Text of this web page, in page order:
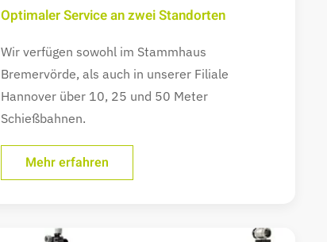
Optimaler Service an zwei Standorten
Wir verfügen sowohl im Stammhaus
Bremervörde, als auch in unserer Filiale
Hannover über 10, 25 und 50 Meter
Schießbahnen.
Mehr erfahren